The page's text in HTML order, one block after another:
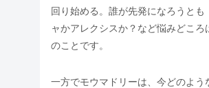
回り始める。誰が先発になろうと
ャかアレクシスか？など悩みどこ
のことです。
一方でモウマドリーは、今どのよ